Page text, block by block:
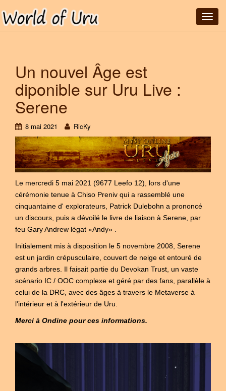
T
o
g
a
t
i
Un nouvel Âge est
diponible sur Uru Live :
Serene
8 mai 2021 RicKy
Le mercredi 5 mai 2021 (9677 Leefo 12), lors d'une
cérémonie tenue à Chiso Preniv qui a rassemblé une
cinquantaine d' explorateurs, Patrick Dulebohn a prononcé
un discours, puis a dévoilé le livre de liaison à Serene, par
feu Gary Andrew légat «Andy» .
Initialement mis à disposition le 5 novembre 2008, Serene
est un jardin crépusculaire, couvert de neige et entouré de
grands arbres. Il faisait partie du Devokan Trust, un vaste
scénario IC / OOC complexe et géré par des fans, parallèle à
celui de la DRC, avec des âges à travers le Metaverse à
l'intérieur et à l'extérieur de Uru.
Merci à Ondine pour ces informations.